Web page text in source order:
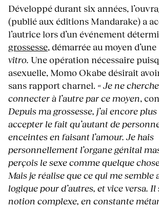
Développé durant six années,
(publié aux éditions Mandarake) a
l’autrice lors d’un événement
grossesse, démarrée au moyen
vitro. Une opération nécessaire
asexuelle, Momo Okabe désirait
sans rapport charnel. « Je ne
connecter à l’autre par ce moyen,
Depuis ma grossesse, j’ai encore
accepter le fait qu’autant de
enceintes en faisant l’amour. Je hais
personnellement l’organe génital
perçois le sexe comme quelque
Mais je réalise que ce qui me semble
logique pour d’autres, et vice versa. Il
notion complexe, en constante